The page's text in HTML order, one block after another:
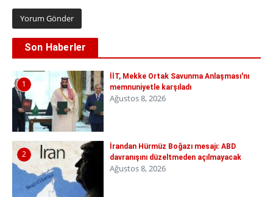
Son Haberler
1
İİT, Mekke Ortak Savunma Anlaşması'nı
memnuniyetle karşıladı
Ağustos 8, 2026
2
İrandan Hürmüz Boğazı mesajı: ABD
davranışını düzeltmeden açılmayacak
Ağustos 8, 2026